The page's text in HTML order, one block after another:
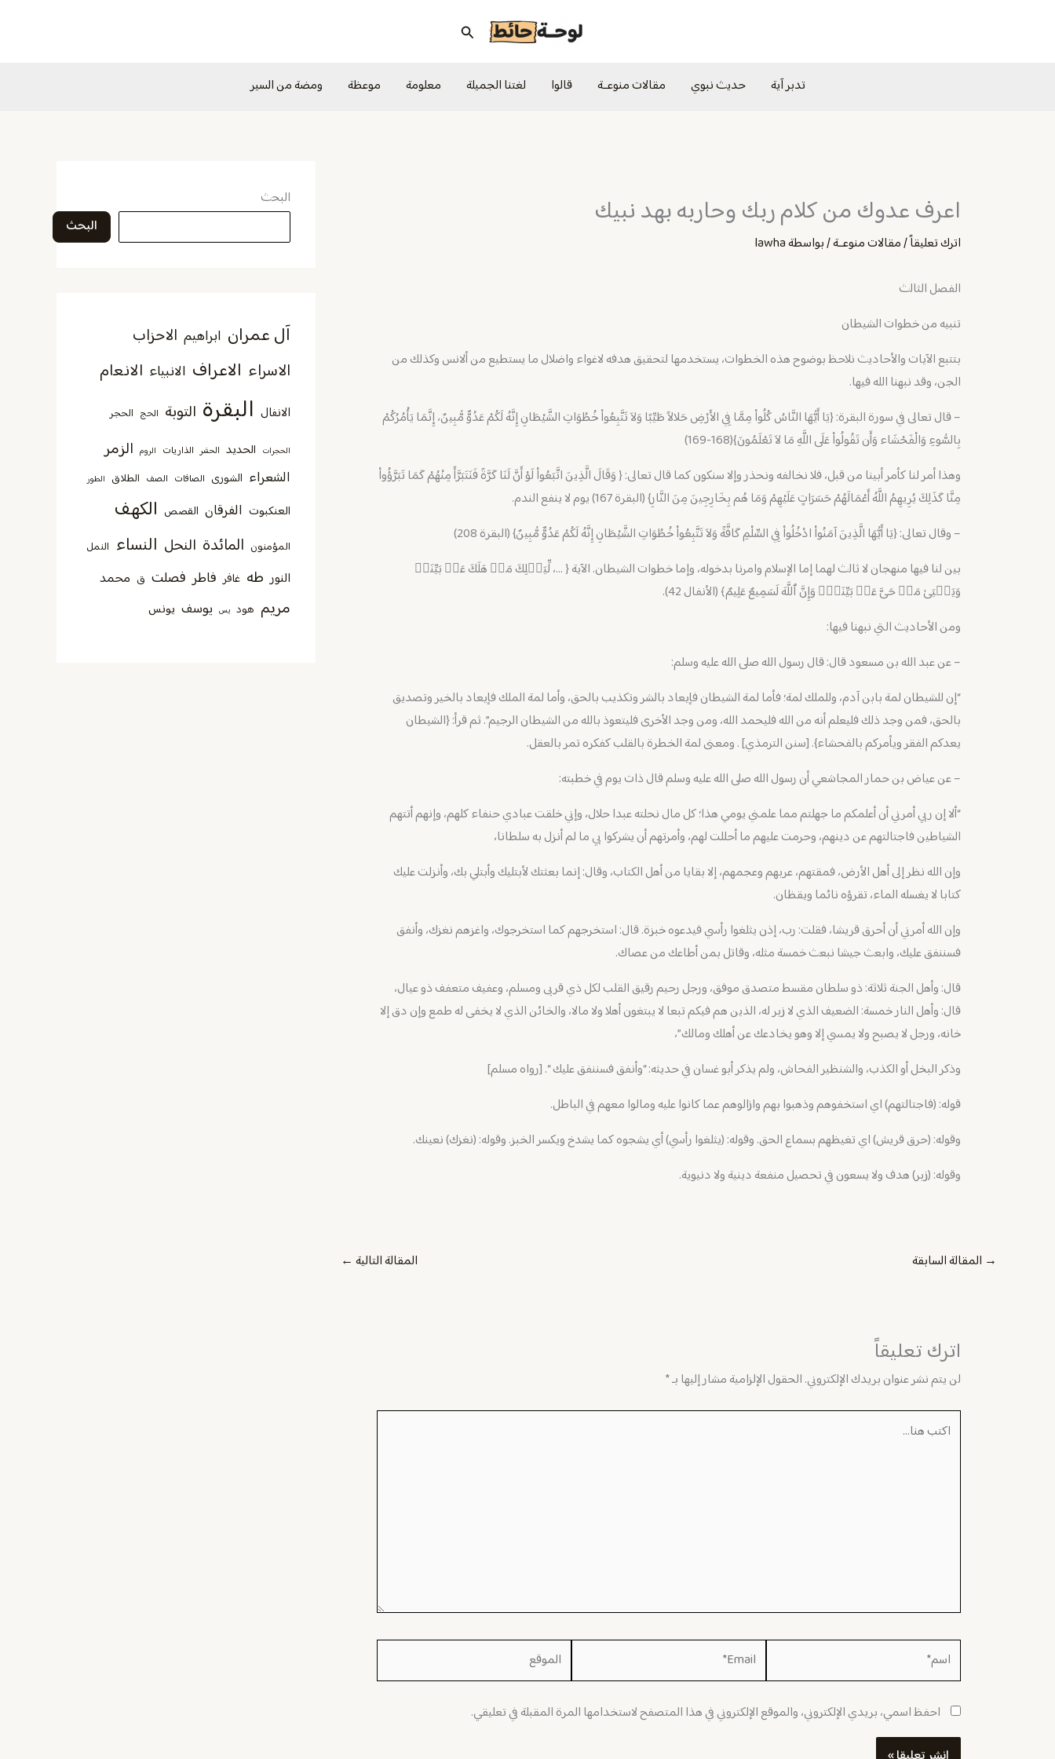
البحث
تدبر آية حديث نبوي مقالات منوعــة قالوا لغتنا الجميلة معلومة موعظة ومضة من السير
اعرف عدوك من كلام ربك وحاربه بهد نبيك
اترك تعليقاً/مقالات منوعــة/ بواسطةlawha
الفصل الثالث
تنبيه من خطوات الشيطان
بتتبع الآيات والأحاديث نلاحظ بوضوح هذه الخطوات، يستخدمها لتحقيق هدفه لاغواء واضلال ما يستطيع من ألانس وكذلك من
الجن، وقد نبهنا الله فيها.
– قال تعالى في سورة البقرة: {يَا أَيُّهَا النَّاسُ كُلُواْ مِمَّا فِي الأَرْضِ حَلالاً طَيِّبًا وَلاَ تَتَّبِعُواْ خُطُوَاتِ الشَّيْطَانِ إِنَّهُ لَكُمْ عَدُوٌّ مُّبِينٌ، إِنَّمَا يَأْمُرُكُمْ
بِالسُّوءِ وَالْفَحْشَاء وَأَن تَقُولُواْ عَلَى اللَّهِ مَا لاَ تَعْلَمُونَ}(168-169)
وهذا أمر لنا كأمر أبينا من قبل، فلا نخالفه ونحذر وإلا سنكون كما قال تعالى: { وَقَالَ الَّذِينَ اتَّبَعُواْ لَوْ أَنَّ لَنَا كَرَّةً فَنَتَبَرَّأَ مِنْهُمْ كَمَا تَبَرَّؤُواْ
مِنَّا كَذَلِكَ يُرِيهِمُ اللَّهُ أَعْمَالَهُمْ حَسَرَاتٍ عَلَيْهِمْ وَمَا هُم بِخَارِجِينَ مِنَ النَّارِ} (البقرة 167) يوم لا ينفع الندم.
– وقال تعالى: {يَا أَيُّهَا الَّذِينَ آمَنُواْ ادْخُلُواْ فِي السِّلْمِ كَافَّةً وَلاَ تَتَّبِعُواْ خُطُوَاتِ الشَّيْطَانِ إِنَّهُ لَكُمْ عَدُوٌّ مُّبِينٌ} (البقرة 208)
بين لنا فيها منهجان لا ثالث لهما إما الإسلام وامرنا بدخوله، وإما خطوات الشيطان. الآية { …، لِّیَهۡلِكَ مَنۡ هَلَكَ عَنۢ بَیِّنَةࣲ
وَیَحۡیَىٰ مَنۡ حَیَّ عَنۢ بَیِّنَةࣲۗ وَإِنَّ ٱللَّهَ لَسَمِیعٌ عَلِیمٌ﴾ (الأنفال 42).
ومن الأحاديث التي نبهنا فيها:
– عن عبد الله بن مسعود قال: قال رسول الله صلى الله عليه وسلم:
“إن للشيطان لمة بابن آدم، وللملك لمة؛ فأما لمة الشيطان فإيعاد بالشر وتكذيب بالحق، وأما لمة الملك فإيعاد بالخير وتصديق
بالحق، فمن وجد ذلك فليعلم أنه من الله فليحمد الله، ومن وجد الأخرى فليتعوذ بالله من الشيطان الرجيم”. ثم قرأ: {الشيطان
يعدكم الفقر ويأمركم بالفحشاء}. [سنن الترمذي] . ومعنى لمة الخطرة بالقلب كفكره تمر بالعقل.
– عن عياض بن حمار المجاشعي أن رسول الله صلى الله عليه وسلم قال ذات يوم في خطبته:
“ألا إن ربي أمرني أن أعلمكم ما جهلتم مما علمني يومي هذا؛ كل مال نحلته عبدا حلال، وإني خلقت عبادي حنفاء كلهم، وإنهم أتتهم
الشياطين فاجتالتهم عن دينهم، وحرمت عليهم ما أحللت لهم، وأمرتهم أن يشركوا بي ما لم أنزل به سلطانا،
وإن الله نظر إلى أهل الأرض، فمقتهم، عربهم وعجمهم، إلا بقايا من أهل الكتاب، وقال: إنما بعثتك لأبتليك وأبتلي بك، وأنزلت عليك
كتابا لا يغسله الماء، تقرؤه نائما ويقظان.
وإن الله أمرني أن أحرق قريشا، فقلت: رب، إذن يثلغوا رأسي فيدعوه خبزة. قال: استخرجهم كما استخرجوك، واغزهم نغزك، وأنفق
فسننفق عليك، وابعث جيشا نبعث خمسة مثله، وقاتل بمن أطاعك من عصاك.
قال: وأهل الجنة ثلاثة: ذو سلطان مقسط متصدق موفق، ورجل رحيم رقيق القلب لكل ذي قربى ومسلم، وعفيف متعفف ذو عيال،
قال: وأهل النار خمسة: الضعيف الذي لا زبر له، الذين هم فيكم تبعا لا يبتغون أهلا ولا مالا، والخائن الذي لا يخفى له طمع وإن دق إلا
خانه، ورجل لا يصبح ولا يمسي إلا وهو يخادعك عن أهلك ومالك”،
وذكر البخل أو الكذب، والشنظير الفحاش، ولم يذكر أبو غسان في حديثه: “وأنفق فسننفق عليك “. [رواه مسلم]
قوله: (فاجتالتهم) اي استخفوهم وذهبوا بهم وازالوهم عما كانوا عليه ومالوا معهم في الباطل.
وقوله: (حرق قريش) اي تغيظهم بسماع الحق. وقوله: (يثلغوا رأسي) أي يشجوه كما يشدخ ويكسر الخبز. وقوله: (نغزك) نعينك.
وقوله: (زبر) هدف ولا يسعون في تحصيل منفعة دينية ولا دنيوية.
→ المقالة السابقة المقالة التالية ←
اترك تعليقاً
لن يتم نشر عنوان بريدك الإلكتروني.الحقول الإلزامية مشار إليها بـ*
اكتب
اسم* Email* الموقع
احفظ اسمي، بريدي الإلكتروني، والموقع الإلكتروني في هذا المتصفح لاستخدامها المرة المقبلة في تعليقي.
البحث
البحث
آل عمران ابراهيم الاحزاب
الاسراء الاعراف الانبياء الانعام
الانفال البقرة التوبة الحج الحجر
الحجرات الحديد الحشر الذاريات الروم الزمر
الشعراء الشورى الصافات الصف الطلاق الطور
العنكبوت الفرقان القصص الكهف
المؤمنون المائدة النحل النساء النمل
النور طه غافر فاطر فصلت ق محمد
مريم هود يس يوسف يونس